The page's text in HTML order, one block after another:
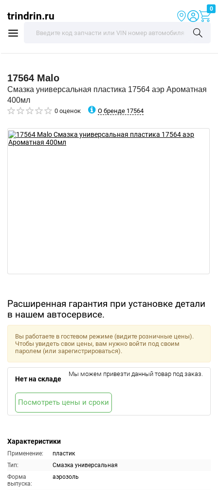
trindrin.ru
0
17564 Malo
Смазка универсальная пластика 17564 аэр Ароматная
400мл
0 оценок О бренде 17564
Расширенная гарантия при установке детали
в нашем автосервисе.
Характеристики
Применение:
пластик
Тип:
Смазка универсальная
Форма
выпуска:
аэрозоль
Вы работаете в гостевом режиме (видите розничные цены).
Чтобы увидеть свои цены, вам нужно войти под своим
паролем (или зарегистрироваться).
Нет на складе
Мы можем привезти данный товар под заказ.
Посмотреть цены и сроки